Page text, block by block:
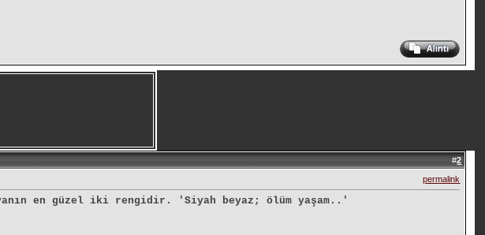
#2
permalink
en güzel iki rengidir. 'Siyah beyaz; ölüm yaşam..'